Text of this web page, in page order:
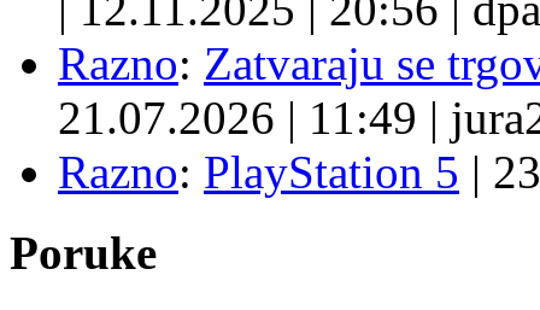
Razno: Zatvaraju se
21.07.2026 | 11:49 |
Razno: PlayStation 5 |
Poruke